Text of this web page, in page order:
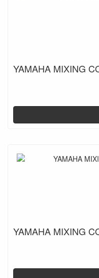
YAMAHA MIXING
YAMAHA MIXING